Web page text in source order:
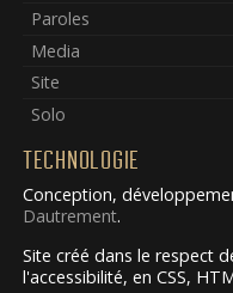
Paroles
Media
Site
Solo
TECHNOLOGIE
Conception,
Dautrement.
Site créé dans le respect
l'accessibilité, en CSS,